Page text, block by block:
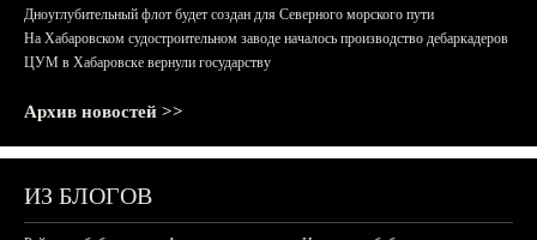
Дноуглубительный флот будет создан для Северного морского пути
На Хабаровском судостроительном заводе началось производство дебаркадеров
ЦУМ в Хабаровске вернули государству
Архив новостей >>
ИЗ БЛОГОВ